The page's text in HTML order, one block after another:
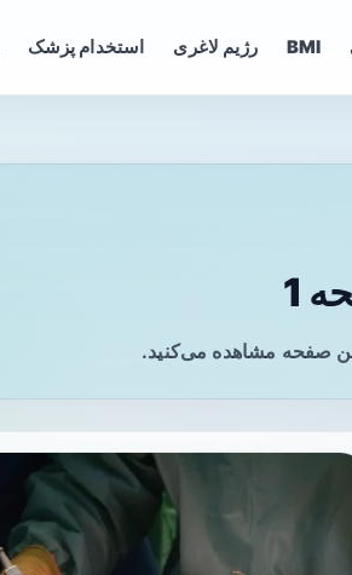
BMI رژیم لاغری استخدام پزشک
1
صفحه مشاهده می‌کنید.